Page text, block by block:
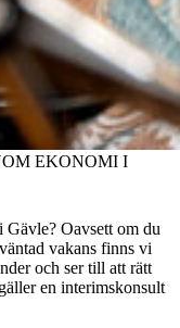
EKONOMI I
Oavsett om du
vakans finns vi
och ser till att rätt
en interimskonsult